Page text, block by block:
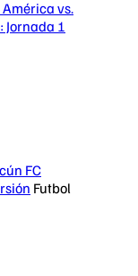
vs.
Jornada 1
FC
Futbol